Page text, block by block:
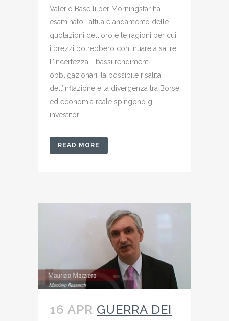
Valerio Baselli per Morningstar ha
esaminato l'attuale andamento delle
quotazioni dell'oro e le ragioni per cui
i prezzi potrebbero continuare a salire.
L’incertezza, i bassi rendimenti
obbligazionari, la possibile risalita
dell’inflazione e la divergenza tra Borse
ed economia reale spingono gli
investitori...
READ MORE
16 APR GUERRA DEI